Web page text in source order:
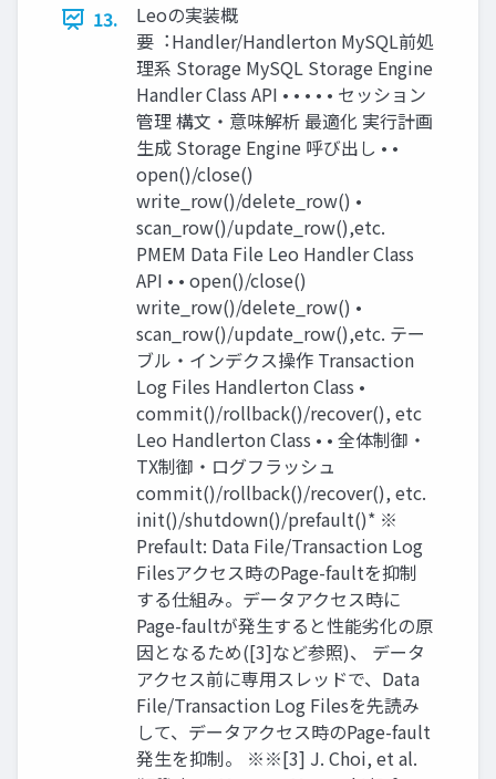
13.
Leoの実装概
要︓Handler/Handlerton MySQL前処
理系 Storage MySQL Storage Engine
Handler Class API • • • • • セッション
管理 構文・意味解析 最適化 実行計画
生成 Storage Engine 呼び出し • •
open()/close()
write_row()/delete_row() •
scan_row()/update_row(),etc.
PMEM Data File Leo Handler Class
API • • open()/close()
write_row()/delete_row() •
scan_row()/update_row(),etc. テー
ブル・インデクス操作 Transaction
Log Files Handlerton Class •
commit()/rollback()/recover(), etc
Leo Handlerton Class • • 全体制御・
TX制御・ログフラッシュ
commit()/rollback()/recover(), etc.
init()/shutdown()/prefault()* ※
Prefault: Data File/Transaction Log
Filesアクセス時のPage-faultを抑制
する仕組み。データアクセス時に
Page-faultが発⽣すると性能劣化の原
因となるため([3]など参照)、 データ
アクセス前に専⽤スレッドで、Data
File/Transaction Log Filesを先読み
して、データアクセス時のPage-fault
発⽣を抑制。 ※※[3] J. Choi, et al.